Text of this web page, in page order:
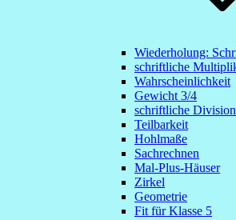
Wiederholung:
schriftliche
Wahrscheinlichkeit
Gewicht 3/4
schriftliche Division
Teilbarkeit
Hohlmaße
Sachrechnen
Mal-Plus-Häuser
Zirkel
Geometrie
Fit für Klasse 5